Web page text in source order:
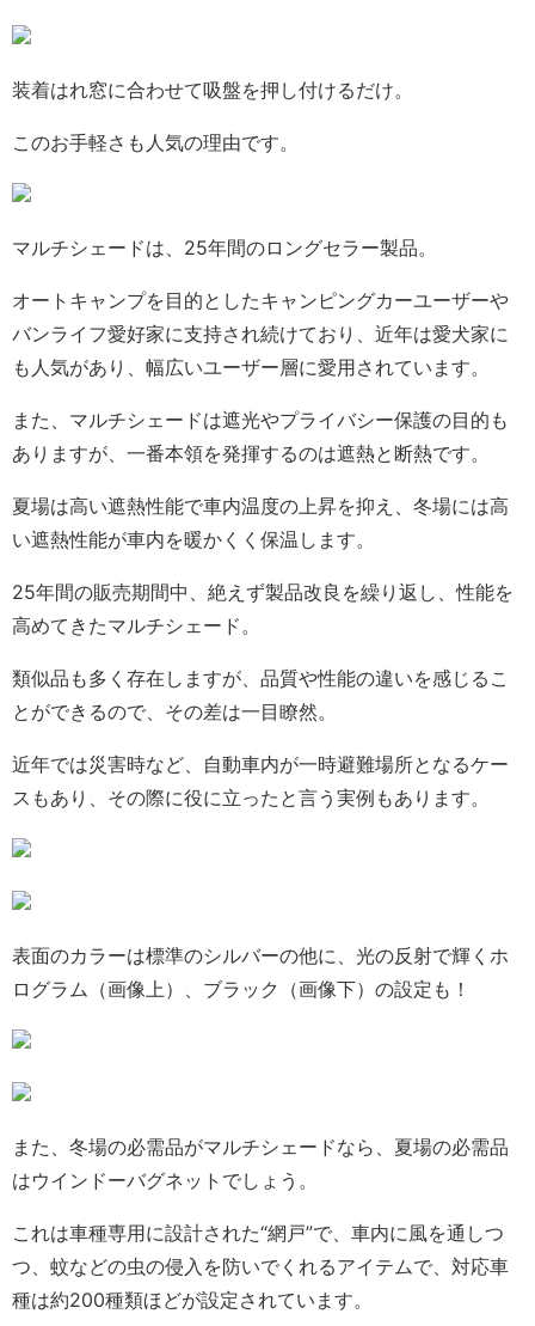
装着はれ窓に合わせて吸盤を押し付けるだけ。
このお手軽さも人気の理由です。
マルチシェードは、25年間のロングセラー製品。
オートキャンプを目的としたキャンピングカーユーザーや
バンライフ愛好家に支持され続けており、近年は愛犬家に
も人気があり、幅広いユーザー層に愛用されています。
また、マルチシェードは遮光やプライバシー保護の目的も
ありますが、一番本領を発揮するのは遮熱と断熱です。
夏場は高い遮熱性能で車内温度の上昇を抑え、冬場には高
い遮熱性能が車内を暖かくく保温します。
25年間の販売期間中、絶えず製品改良を繰り返し、性能を
高めてきたマルチシェード。
類似品も多く存在しますが、品質や性能の違いを感じるこ
とができるので、その差は一目瞭然。
近年では災害時など、自動車内が一時避難場所となるケー
スもあり、その際に役に立ったと言う実例もあります。
表面のカラーは標準のシルバーの他に、光の反射で輝くホ
ログラム（画像上）、ブラック（画像下）の設定も！
また、冬場の必需品がマルチシェードなら、夏場の必需品
はウインドーバグネットでしょう。
これは車種専用に設計された“網戸”で、車内に風を通しつ
つ、蚊などの虫の侵入を防いでくれるアイテムで、対応車
種は約200種類ほどが設定されています。